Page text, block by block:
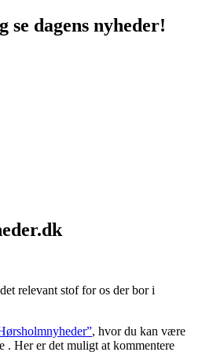
se dagens nyheder!
relevant stof for os der bor i
, hvor du kan være
. Her er det muligt at kommentere